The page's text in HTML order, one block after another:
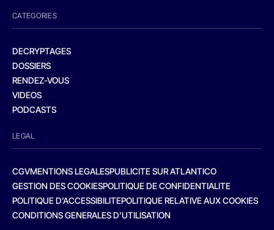
CATEGORIES
DECRYPTAGES
DOSSIERS
RENDEZ-VOUS
VIDEOS
PODCASTS
LEGAL
CGVMENTIONS LEGALESPUBLICITE SUR ATLANTICO
GESTION DES COOKIESPOLITIQUE DE CONFIDENTIALITE
POLITIQUE D’ACCESSIBILITEPOLITIQUE RELATIVE AUX COOKIES
CONDITIONS GENERALES D’UTILISATION